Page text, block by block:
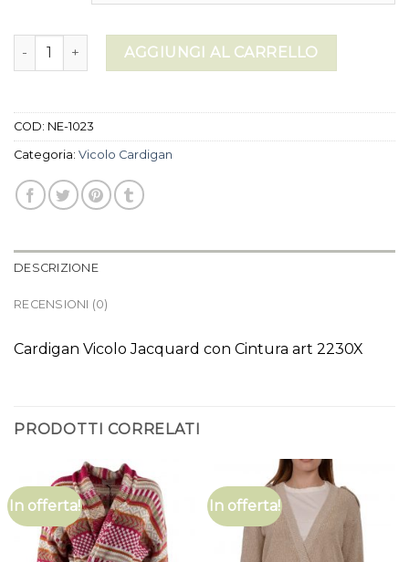
vicolo cardigan quantitàAGGIUNGI AL CARRELLO
COD: NE-1023
Categoria: Vicolo Cardigan
DESCRIZIONE
RECENSIONI (0)
Cardigan Vicolo Jacquard con Cintura art 2230X
PRODOTTI CORRELATI
In offerta! In offerta!